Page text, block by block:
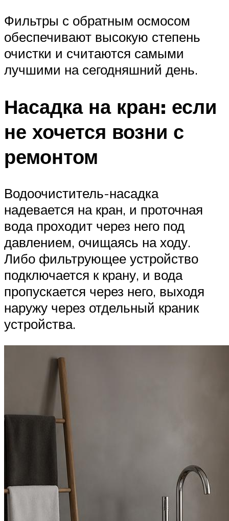
Фильтры с обратным осмосом
обеспечивают высокую степень
очистки и считаются самыми
лучшими на сегодняшний день.
Насадка на кран: если
не хочется возни с
ремонтом
Водоочиститель-насадка
надевается на кран, и проточная
вода проходит через него под
давлением, очищаясь на ходу.
Либо фильтрующее устройство
подключается к крану, и вода
пропускается через него, выходя
наружу через отдельный краник
устройства.